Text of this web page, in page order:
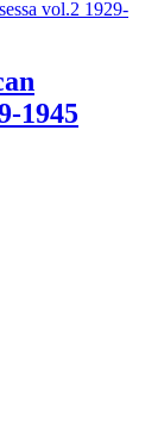
1945